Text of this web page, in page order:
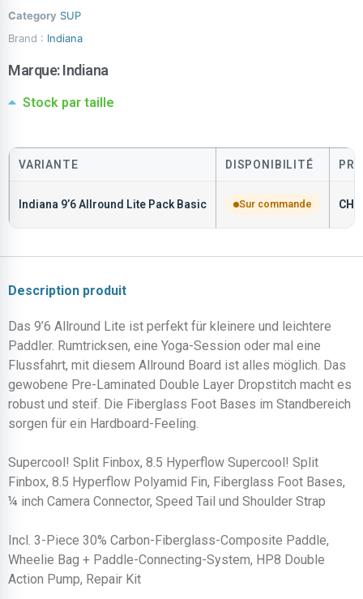
Category SUP
Brand : Indiana
Marque:Indiana
Stock par taille
VARIANTE DISPONIBILITÉ
Indiana 9’6 Allround Lite Pack Basic Sur commande CHF
Description produit
Das 9’6 Allround Lite ist perfekt für kleinere und leichtere
Paddler. Rumtricksen, eine Yoga-Session oder mal eine
Flussfahrt, mit diesem Allround Board ist alles möglich. Das
gewobene Pre-Laminated Double Layer Dropstitch macht es
robust und steif. Die Fiberglass Foot Bases im Standbereich
sorgen für ein Hardboard-Feeling.
Supercool! Split Finbox, 8.5 Hyperflow Supercool! Split
Finbox, 8.5 Hyperflow Polyamid Fin, Fiberglass Foot Bases,
¼ inch Camera Connector, Speed Tail und Shoulder Strap
Incl. 3-Piece 30% Carbon-Fiberglass-Composite Paddle,
Wheelie Bag + Paddle-Connecting-System, HP8 Double
Action Pump, Repair Kit